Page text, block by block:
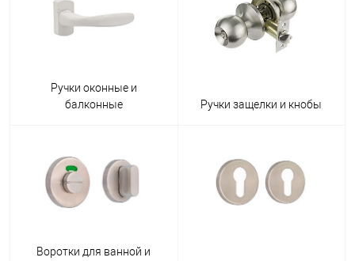
Ручки оконные и
балконные
Ручки защелки и кнобы
Воротки для ванной и